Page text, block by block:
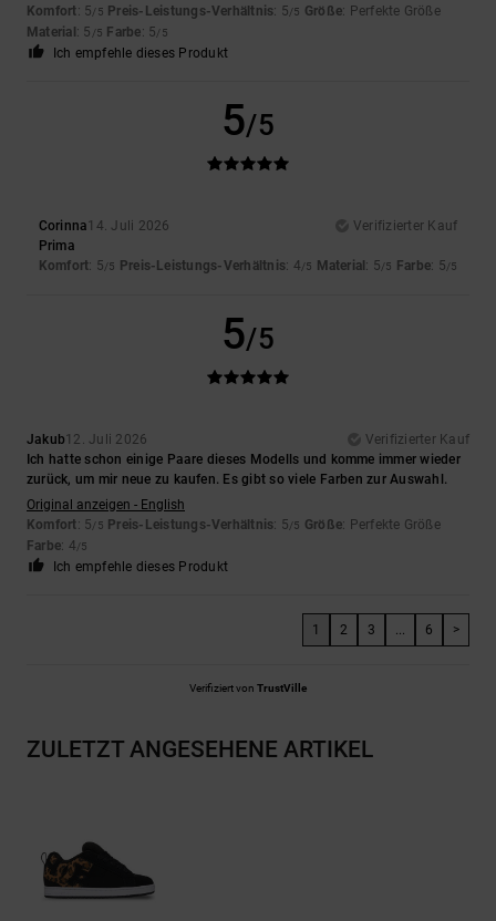
Komfort: 5/5 Preis-Leistungs-Verhältnis: 5/5 Größe: Perfekte Größe
Material: 5 /5 Farbe: 5/5
Ich empfehle dieses Produkt
5/5
Corinna14. Juli 2026
Verifizierter Kauf
Prima
Komfort: 5/5 Preis-Leistungs-Verhältnis: 4/5 Material: 5/5 Farbe: 5/5
5/5
Jakub12. Juli 2026
Verifizierter Kauf
Ich hatte schon einige Paare dieses Modells und komme immer wieder
zurück, um mir neue zu kaufen. Es gibt so viele Farben zur Auswahl.
Original anzeigen - English
Komfort: 5/5 Preis-Leistungs-Verhältnis: 5/5 Größe: Perfekte Größe
Farbe: 4/5
Ich empfehle dieses Produkt
1 2 3 6 >
Verifiziert von TrustVille
ZULETZT ANGESEHENE ARTIKEL